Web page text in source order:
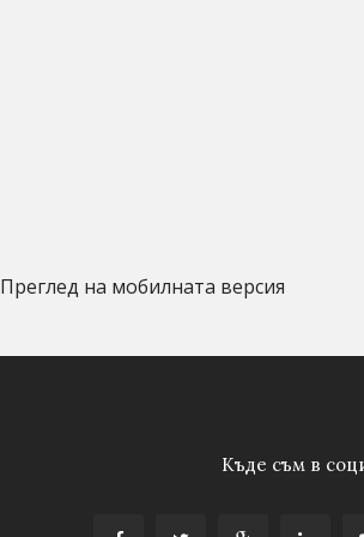
Преглед на мобилната версия
Къде съм в